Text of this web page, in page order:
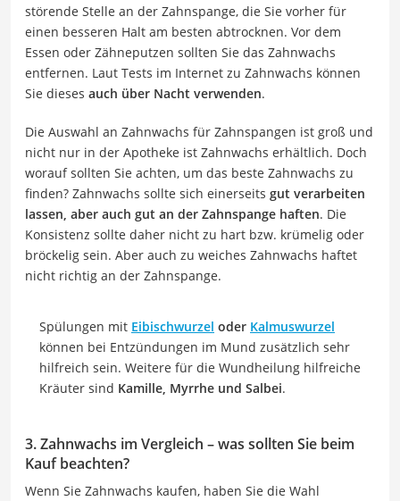
störende Stelle an der Zahnspange, die Sie vorher für
einen besseren Halt am besten abtrocknen. Vor dem
Essen oder Zähneputzen sollten Sie das Zahnwachs
entfernen. Laut Tests im Internet zu Zahnwachs können
Sie dieses auch über Nacht verwenden.
Die Auswahl an Zahnwachs für Zahnspangen ist groß und
nicht nur in der Apotheke ist Zahnwachs erhältlich. Doch
worauf sollten Sie achten, um das beste Zahnwachs zu
finden? Zahnwachs sollte sich einerseits gut verarbeiten
lassen, aber auch gut an der Zahnspange haften. Die
Konsistenz sollte daher nicht zu hart bzw. krümelig oder
bröckelig sein. Aber auch zu weiches Zahnwachs haftet
nicht richtig an der Zahnspange.
Spülungen mit Eibischwurzel oder Kalmuswurzel
können bei Entzündungen im Mund zusätzlich sehr
hilfreich sein. Weitere für die Wundheilung hilfreiche
Kräuter sind Kamille, Myrrhe und Salbei.
3. Zahnwachs im Vergleich – was sollten Sie beim
Kauf beachten?
Wenn Sie Zahnwachs kaufen, haben Sie die Wahl